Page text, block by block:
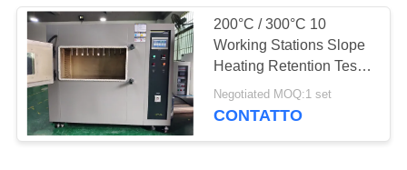
Macchina di
rivestimento del
laboratorio
200°C / 300°C 10
Working Stations Slope
Heating Retention Test
Machine
Negotiated MOQ:1 set
CONTATTO